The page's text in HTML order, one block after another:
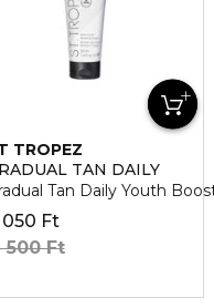
CORPS
TROPEZ
TAN DAILY
Tan Daily Youth
Ft
500 Ft